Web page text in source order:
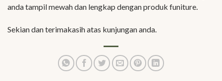
anda tampil mewah dan lengkap dengan produk funiture.
Sekian dan terimakasih atas kunjungan anda.